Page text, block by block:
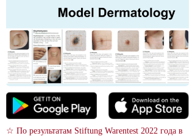
☆ По результатам Stiftung Warentest 2022 года в